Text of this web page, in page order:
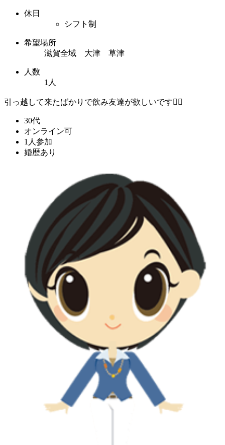
休日
シフト制
希望場所
滋賀全域 大津 草津
人数
1人
引っ越して来たばかりで飲み友達が欲しいです🙇‍♂️
30代
オンライン可
1人参加
婚歴あり